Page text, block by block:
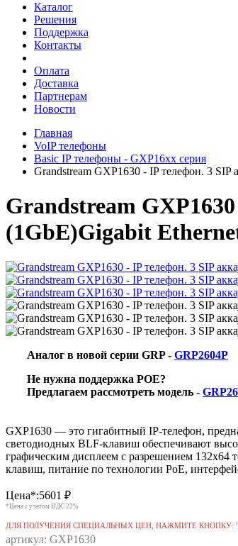
Каталог
Решения
Поддержка
Контакты
Оплата
Доставка
Партнерам
Новости
Главная
VoIP телефоны
Basic IP телефоны - GXP16хх серия
Grandstream GXP1630 - IP телефон. 3 SIP
Grandstream
(1GbE)Gigabit
Аналог в новой серии GRP - GRP2604P
Не нужна поддержка POE?
Предлагаем рассмотреть модель -
GXP1630 — это гигабитный IP-телефон,
светодиодных BLF-клавиш обеспечивают
графическим дисплеем с разрешением
клавиш, питание по технологии PoE,
Цена*:5601 ₽
*Цена с учетом НДС 22%
ДЛЯ ПОЛУЧЕНИЯ СПЕЦИАЛЬНЫХ ЦЕН, НАЖМИТЕ КНОПКУ: "
артикул: GXP1630